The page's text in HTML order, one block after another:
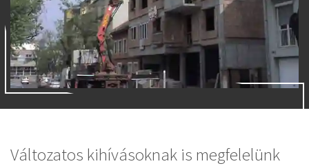
Változatos kihívásoknak is megfelelünk